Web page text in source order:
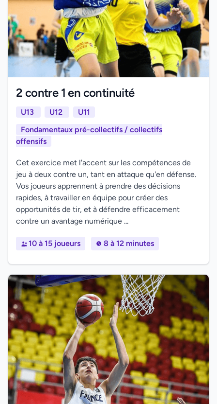
2 contre 1 en continuité
U13 U12
U11
Fondamentaux pré-collectifs / collectifs
offensifs
Cet exercice met l'accent sur les compétences de
jeu à deux contre un, tant en attaque qu'en défense.
Vos joueurs apprennent à prendre des décisions
rapides, à travailler en équipe pour créer des
opportunités de tir, et à défendre efficacement
contre un avantage numérique ...
10 à 15 joueurs 8 à 12 minutes